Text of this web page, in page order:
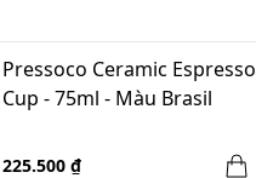
Pressoco Ceramic Espresso
Cup - 75ml - Màu Brasil
225.500 ₫